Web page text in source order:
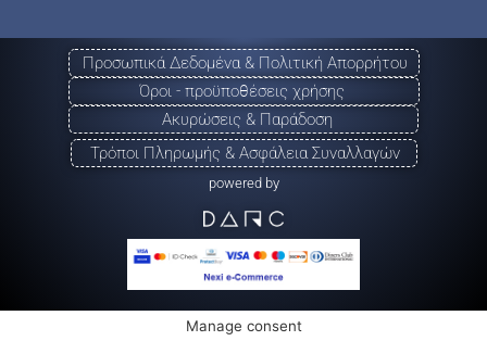
Προσωπικά Δεδομένα & Πολιτική Απορρήτου
Όροι - προϋποθέσεις χρήσης
Ακυρώσεις & Παράδοση
Τρόποι Πληρωμής & Ασφάλεια Συναλλαγών
powered by
Manage consent